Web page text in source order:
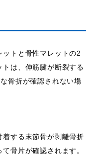
トと骨性マレットの2
は、伸筋腱が断裂する
骨折が確認されない場
する末節骨が剥離骨折
骨片が確認されます。